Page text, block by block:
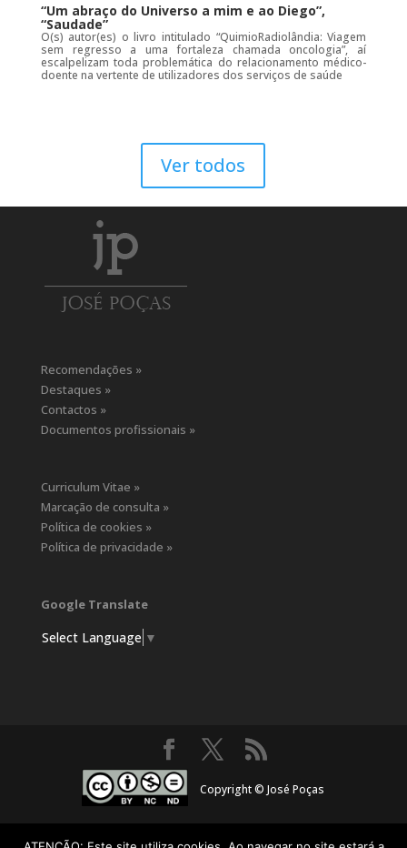
“Um abraço do Universo a mim e ao Diego”,
“Saudade”
O(s) autor(es) o livro intitulado “QuimioRadiolândia: Viagem
sem regresso a uma fortaleza chamada oncologia”, aí
escalpelizam toda problemática do relacionamento médico-
doente na vertente de utilizadores dos serviços de saúde
Ver todos
Recomendações »
Destaques »
Contactos »
Documentos profissionais »
Curriculum Vitae »
Marcação de consulta »
Política de cookies »
Política de privacidade »
Google Translate
Select Language ▼
Copyright © José Poças